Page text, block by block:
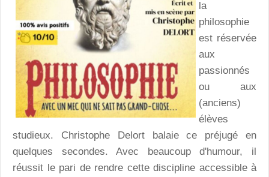
la
philosophie
est réservée
aux
passionnés
ou aux
(anciens)
élèves
studieux. Christophe Delort balaie ce préjugé en
quelques secondes. Avec beaucoup d'humour, il
réussit le pari de rendre cette discipline accessible à